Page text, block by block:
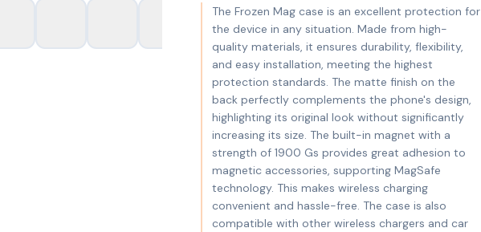
The Frozen Mag case is an excellent protection for
the device in any situation. Made from high-
quality materials, it ensures durability, flexibility,
and easy installation, meeting the highest
protection standards. The matte finish on the
back perfectly complements the phone's design,
highlighting its original look without significantly
increasing its size. The built-in magnet with a
strength of 1900 Gs provides great adhesion to
magnetic accessories, supporting MagSafe
technology. This makes wireless charging
convenient and hassle-free. The case is also
compatible with other wireless chargers and car